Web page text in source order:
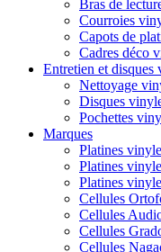
Bras de
Courroies
Capots de
Cadres déco
Entretien et disques
Nettoyage
Disques
Pochettes
Marques
Platines
Platines
Platines
Cellules
Cellules
Cellules
Cellules